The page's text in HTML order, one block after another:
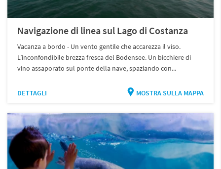
Navigazione di linea sul Lago di Costanza
Vacanza a bordo - Un vento gentile che accarezza il viso.
L’inconfondibile brezza fresca del Bodensee. Un bicchiere di
vino assaporato sul ponte della nave, spaziando con...
DETTAGLI MOSTRA SULLA MAPPA